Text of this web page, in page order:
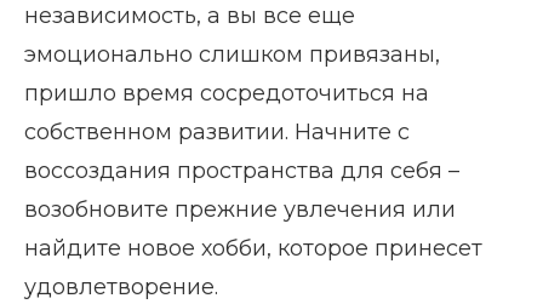
независимость, а вы все еще
эмоционально слишком привязаны,
пришло время сосредоточиться на
собственном развитии. Начните с
воссоздания пространства для себя –
возобновите прежние увлечения или
найдите новое хобби, которое принесет
удовлетворение.